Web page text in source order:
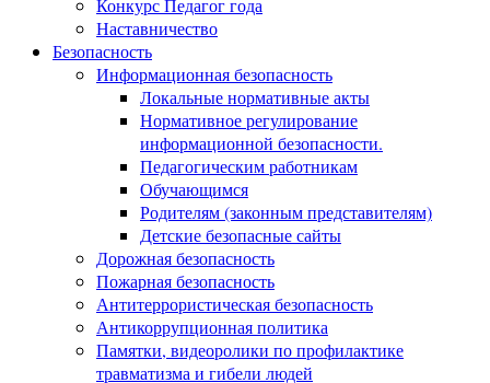
Конкурс Педагог года
Наставничество
Безопасность
Информационная безопасность
Локальные нормативные акты
Нормативное регулирование
информационной безопасности.
Педагогическим работникам
Обучающимся
Родителям (законным представителям)
Детские безопасные сайты
Дорожная безопасность
Пожарная безопасность
Антитеррористическая безопасность
Антикоррупционная политика
Памятки, видеоролики по профилактике
травматизма и гибели людей